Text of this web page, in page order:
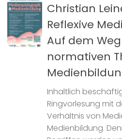
Christian
Reflexive
Auf dem
normativen
Inhaltlich
Ringvorlesung mit
Verhältnis von
Medienbildung.